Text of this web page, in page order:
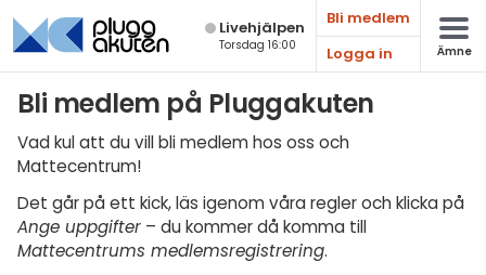
Live­hjälpen
Torsdag 16:00
Bli medlem
Logga in
Ämne
Bli medlem på Pluggakuten
Vad kul att du vill bli medlem hos oss och
Mattecentrum!
Det går på ett kick, läs igenom våra regler och klicka på
Ange uppgifter – du kommer då komma till
Mattecentrums medlemsregistrering.
Matematik
Fysik
Biologi
Teknik & Bygg